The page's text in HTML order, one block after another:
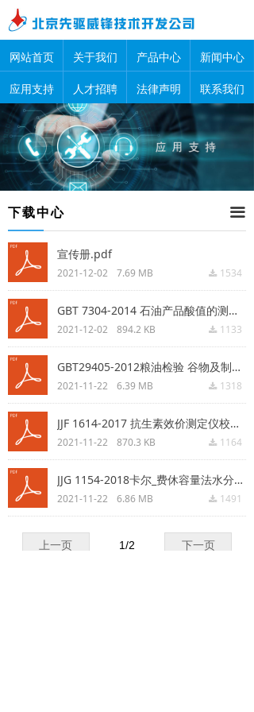
网站首页 关于我们 产品中心 新闻中心
应用支持 人才招聘 法律声明 联系我们
下载中心 끀
宣传册.pdf
끂 1534
2021-12-02 7.69 MB
GBT 7304-2014 石油产品酸值的测定 电位滴定法.pdf
끂 1133
2021-12-02 894.2 KB
GBT29405-2012粮油检验 谷物及制品脂肪酸值测定仪器法.pdf
끂 1318
2021-11-22 6.39 MB
JJF 1614-2017 抗生素效价测定仪校准规范.pdf
끂 1164
2021-11-22 870.3 KB
JJG 1154-2018卡尔_费休容量法水分测定仪.pdf
끂 1491
2021-11-22 6.86 MB
上一页 下一页
1/2